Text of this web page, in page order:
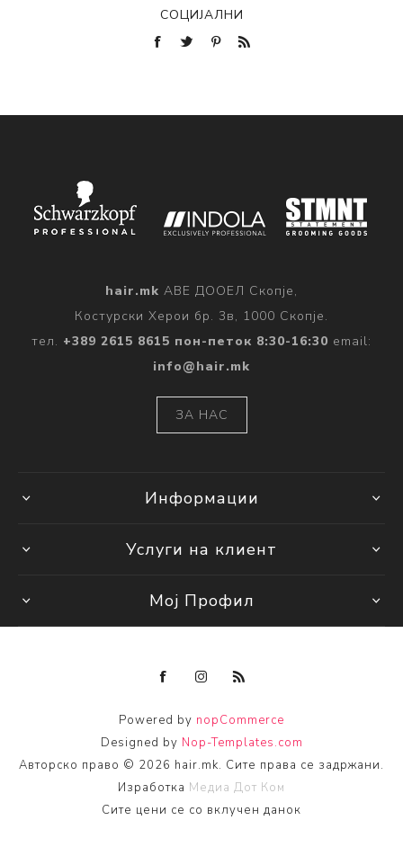
СОЦИЈАЛНИ
hair.mk АВЕ ДООЕЛ Скопје,
Костурски Херои бр. 3в, 1000 Скопје.
тел. +389 2615 8615 пон-петок 8:30-16:30 email:
info@hair.mk
ЗА НАС
Информации
Услуги на клиент
Мој Профил
Powered by nopCommerce
Designed by Nop-Templates.com
Авторско право © 2026 hair.mk. Сите права се задржани.
Изработка Медиа Дот Ком
Сите цени се со вклучен данок